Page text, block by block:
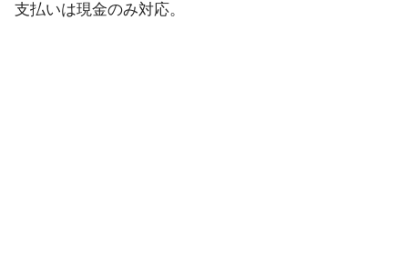
支払いは現金のみ対応。